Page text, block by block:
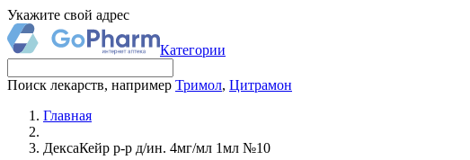
Укажите свой адрес
Категории
Поиск лекарств, например Тримол, Цитрамон
Главная
ДексаКейр р-р д/ин. 4мг/мл 1мл №10